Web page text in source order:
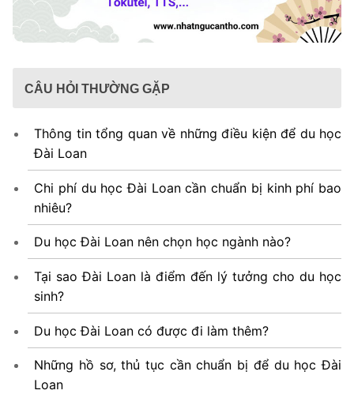
CÂU HỎI THƯỜNG GẶP
Thông tin tổng quan về những điều kiện để du học
Đài Loan
Chi phí du học Đài Loan cần chuẩn bị kinh phí bao
nhiêu?
Du học Đài Loan nên chọn học ngành nào?
Tại sao Đài Loan là điểm đến lý tưởng cho du học
sinh?
Du học Đài Loan có được đi làm thêm?
Những hồ sơ, thủ tục cần chuẩn bị để du học Đài
Loan